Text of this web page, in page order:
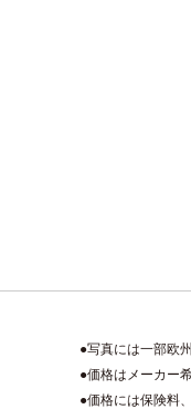
●写真には一部欧
●価格はメーカー
●価格には保険料